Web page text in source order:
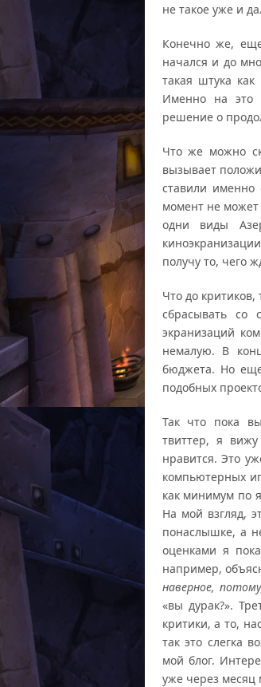
не такое уже и
Конечно же,
начался и до
такая штука
Именно на это
решение о
Что же можно
вызывает
ставили
момент не может
одни виды
получу то, чего
Что до критиков,
сбрасывать
экранизаций
немалую. В
бюджета. Но
подобных
Так что пока
твиттер, я
нравится. Это
компьютерных
как минимум по
На мой взгляд,
понаслышке, а
оценками я
например,
наверное,
«вы дурак?».
критики, а то,
так это слегка
мой блог.
уже через месяц